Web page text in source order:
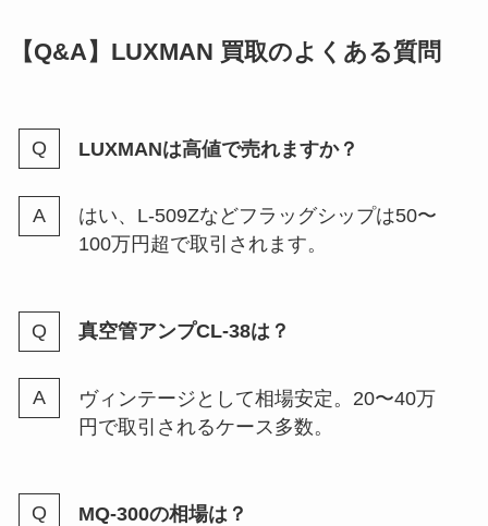
【Q&A】LUXMAN 買取のよくある質問
LUXMANは高値で売れますか？
はい、L-509Zなどフラッグシップは50〜
100万円超で取引されます。
真空管アンプCL-38は？
ヴィンテージとして相場安定。20〜40万
円で取引されるケース多数。
MQ-300の相場は？